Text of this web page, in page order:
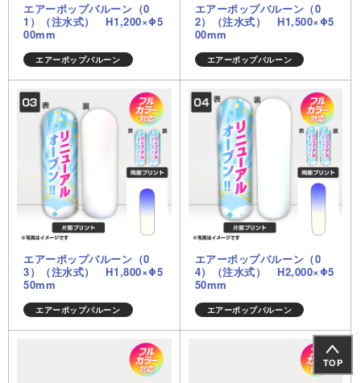
エアーポップバルーン（0
1）（注水式） H1,200×Φ5
00mm
エアーポップバルーン
エアーポップバルーン（0
2）（注水式） H1,500×Φ5
00mm
エアーポップバルーン
エアーポップバルーン（0
3）（注水式） H1,800×Φ5
50mm
エアーポップバルーン
エアーポップバルーン（0
4）（注水式） H2,000×Φ5
50mm
エアーポップバルーン
TOP